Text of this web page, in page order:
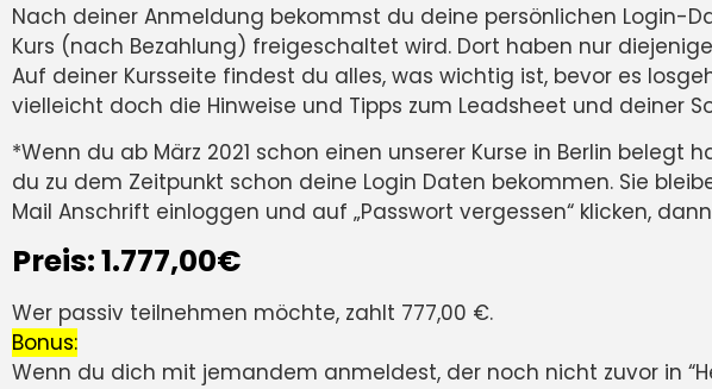
Nach deiner Anmeldung bekommst du deine persönlichen Login-
Kurs (nach Bezahlung) freigeschaltet wird. Dort haben nur
Auf deiner Kursseite findest du alles, was wichtig ist, bevor es
vielleicht doch die Hinweise und Tipps zum Leadsheet und deiner
*Wenn du ab März 2021 schon einen unserer Kurse in Berlin
du zu dem Zeitpunkt schon deine Login Daten bekommen. Sie
Mail Anschrift einloggen und auf „Passwort vergessen“ klicken,
Preis: 1.777,00€
Wer passiv teilnehmen möchte, zahlt 777,00 €.
Bonus:
Wenn du dich mit jemandem anmeldest, der noch nicht zuvor in